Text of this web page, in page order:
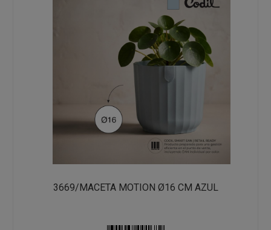
3669/MACETA MOTION Ø16 CM AZUL